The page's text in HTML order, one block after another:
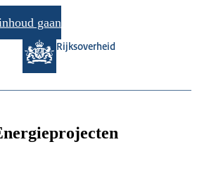
gaan
Rijksoverheid